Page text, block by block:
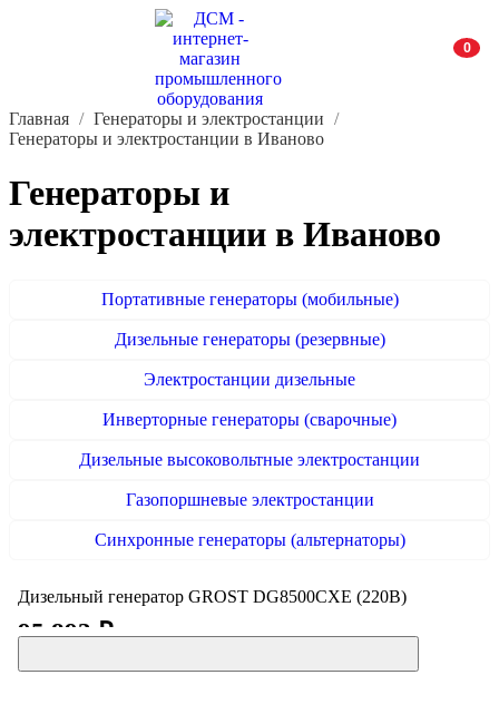
0
Главная
Генераторы и электростанции
Генераторы и электростанции в Иваново
Генераторы и
электростанции в Иваново
Портативные генераторы (мобильные)
Дизельные генераторы (резервные)
Электростанции дизельные
Инверторные генераторы (сварочные)
Дизельные высоковольтные электростанции
Газопоршневые электростанции
Синхронные генераторы (альтернаторы)
Дизельный генератор GROST DG8500CXE (220В)
95 893 ₽